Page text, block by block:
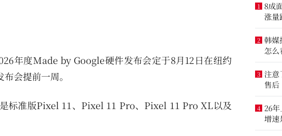
年度Made by Google硬件发布会定于8月12日在纽约
会提前一周。
标准版Pixel 11、Pixel 11 Pro、Pixel 11 Pro XL以及
1
8成
涨量
2 韩媒
怎么
3 注意
售
4 26
增速